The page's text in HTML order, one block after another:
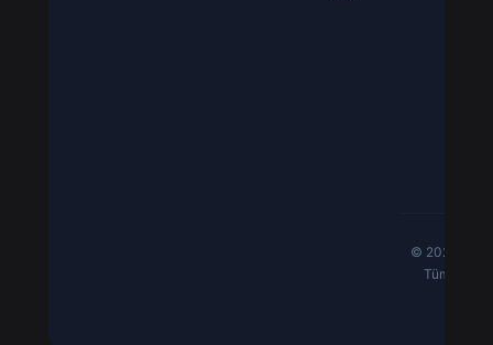
© 2026
Tüm